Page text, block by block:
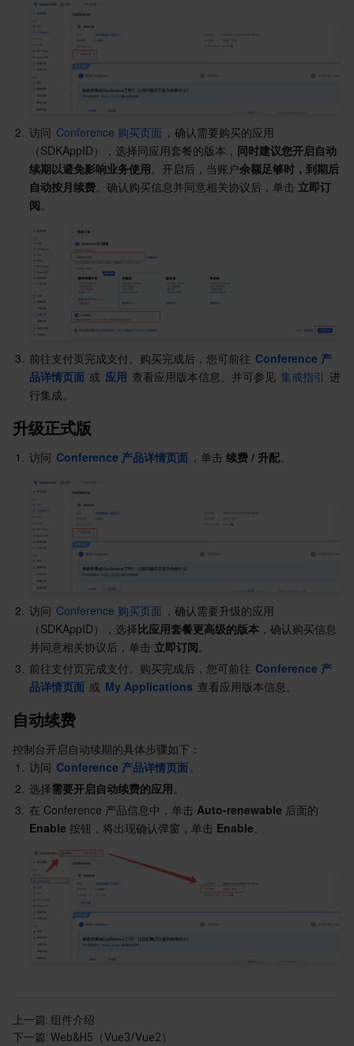
标签
云资源自动化 for Terraform
访问管理
操作审计
配置审计
集团账号管理
控制中心
身份识别平台
云顾问 - 混沌演练
地域管理系统
资源中心
腾讯云代码助手
腾讯云代码分析
腾讯云超级应用服务
腾讯云可观测平台
应用性能监控
前端性能监控
云拨测
Prometheus 监控服务
Grafana 可视化服务
事件总线
腾讯云健康看板
云顾问-Tencent RTC 云助手
云压测
API 与工具
云迁移
云 API
腾讯云命令行工具
软件产品公告专区
软件产品生命周期公告
专有云软件
腾讯专有云企业版 TCE
腾讯专有云PaaS平台 TCS
腾讯云数据库
TDSQL
其他文档
渠道合作伙伴
账号相关
控制台相关
费用中心
政策与规范
第三方
服务计划
腾讯云培训认证
合作伙伴支持计划
大数据
大数据处理套件 TBDS
操作系统
TencentOS Server
2. 访问 Conference 购买页面 ，确认需要购买的应用
（SDKAppID），选择同应用套餐的版本， 同时建议您开启自动
续期以避免影响业务使用。开启后，当账户余额足够时，到期后
自动按月续费。确认购买信息并同意相关协议后，单击 立即订
阅。
3. 前往支付页完成支付。购买完成后，您可前往 Conference 产
品详情页面 或 应用 查看应用版本信息。并可参见 集成指引 进
行集成。
升级正式版
1. 访问 Conference 产品详情页面 ，单击 续费 / 升配。
2. 访问 Conference 购买页面 ，确认需要升级的应用
（SDKAppID），选择比应用套餐更高级的版本 ，确认购买信息
并同意相关协议后，单击 立即订阅。
3. 前往支付页完成支付。购买完成后，您可前往 Conference 产
品详情页面 或 My Applications 查看应用版本信息。
自动续费
控制台开启自动续期的具体步骤如下：
1.
访问 Conference 产品详情页面 。
2. 选择需要开启自动续费的应用。
3. 在 Conference 产品信息中，单击 Auto-renewable 后面的
Enable 按钮，将出现确认弹窗，单击 Enable。
上一篇: 组件介绍
下一篇: Web&H5（Vue3/Vue2）